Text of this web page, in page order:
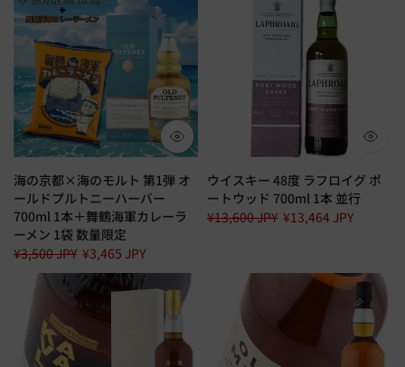
海の京都×海のモルト 第1弾 オ
ールドプルトニーハーバー
700ml 1本＋舞鶴海軍カレーラ
ーメン 1袋 数量限定
¥3,500 JPY ¥3,465 JPY
ウイスキー 48度 ラフロイグ ポ
ートウッド 700ml 1本 並行
¥13,600 JPY ¥13,464 JPY